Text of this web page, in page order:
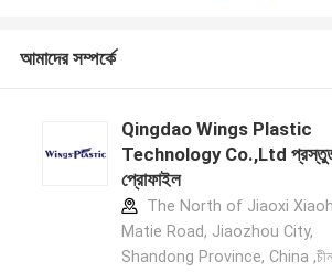
আমাদের সম্পর্কে
Qingdao Wings Plastic
Technology Co.,Ltd
প্রোফাইল
The North of Jiaoxi
Matie Road, Jiaozhou City,
Shandong Province, China ,চীন